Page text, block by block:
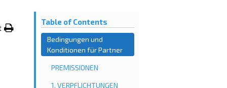
Table of Contents
Bedingungen und
Konditionen für Partner
PREMISSIONEN
1. VERPFLICHTUNGEN